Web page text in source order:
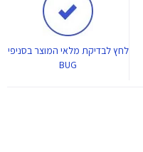
לחץלבדיקת מלאי המוצר בסניפי
BUG